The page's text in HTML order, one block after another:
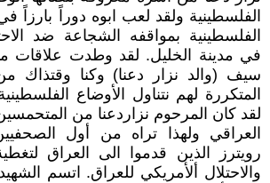
الفلسطينية ولقد لعب ابوه دوراً بارزاً
الفلسطينية بمواقفه الشجاعة ضد
في مدينة الخليل. لقد وطدت علاقات
سيف (والد نزار دعنا) وكنا وقتذاك
المتكررة لهم نتناول الأوضاع
لقد كان المرحوم نزاردعنا من
العراقي ولهذا تراه من أول
رويترز الذين قدموا الى العراق
والاحتلال ألأمريكي للعراق. اتسم